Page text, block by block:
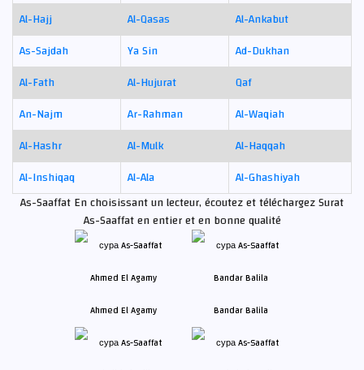
Al-Hajj
Al-Qasas
Al-Ankabut
As-Sajdah
Ya Sin
Ad-Dukhan
Al-Fath
Al-Hujurat
Qaf
An-Najm
Ar-Rahman
Al-Waqiah
Al-Hashr
Al-Mulk
Al-Haqqah
Al-Inshiqaq
Al-Ala
Al-Ghashiyah
As-Saaffat En choisissant un lecteur, écoutez et téléchargez Surat
As-Saaffat en entier et en bonne qualité
Ahmed El Agamy Bandar Balila